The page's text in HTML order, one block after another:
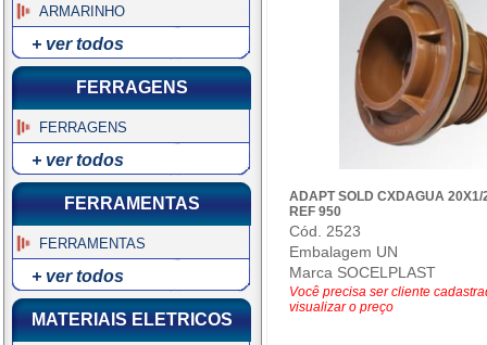
ARMARINHO
+ ver todos
FERRAGENS
FERRAGENS
+ ver todos
FERRAMENTAS
FERRAMENTAS
+ ver todos
MATERIAIS ELETRICOS
ADAPT SOLD CXDAGUA 20X1/
REF 950
Cód. 2523
Embalagem UN
Marca SOCELPLAST
Você precisa ser cliente
visualizar o preço